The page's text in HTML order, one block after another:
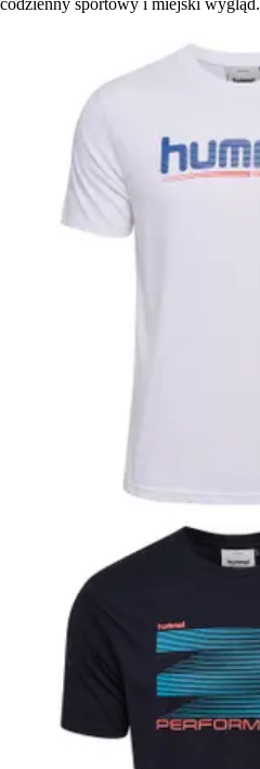
codzienny sportowy i miejski wygląd.